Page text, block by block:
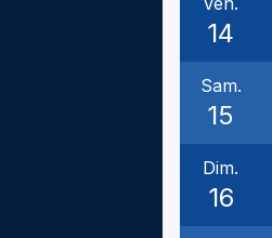
14
Sam.
15
Dim.
16